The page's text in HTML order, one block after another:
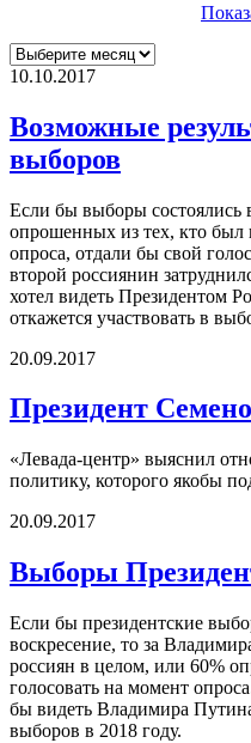
10.10.2017
Возможные
выборов
Если бы выборы состоялись
опрошенных из тех, кто был
опроса, отдали бы свой
второй россиянин
хотел видеть Президентом
откажется участвовать в
20.09.2017
Президент
«Левада-центр» выяснил
политику, которого якобы
20.09.2017
Выборы
Если бы президентские
воскресение, то за
россиян в целом, или 60%
голосовать на момент
бы видеть Владимира
выборов в 2018 году.